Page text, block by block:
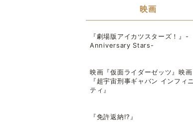
映画
『劇場版アイカツスターズ！』-
Anniversary Stars-
映画『仮面ライダーゼッツ』映画
『超宇宙刑事ギャバン インフィニ
ティ』
『免許返納!?』